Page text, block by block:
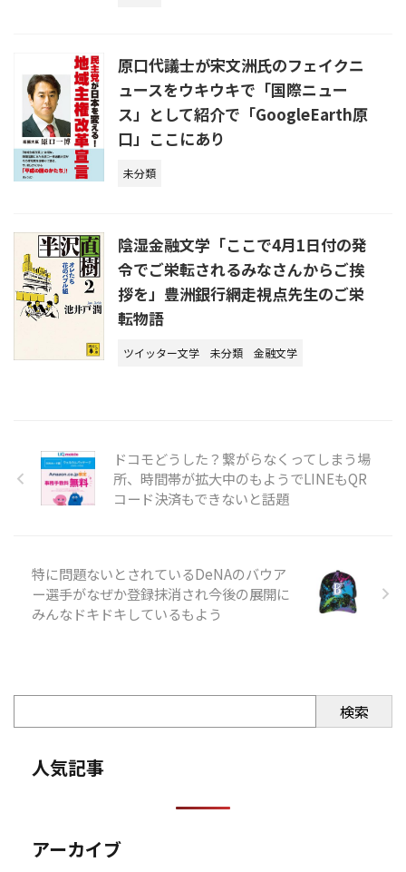
原口代議士が宋文洲氏のフェイクニ
ュースをウキウキで「国際ニュー
ス」として紹介で「GoogleEarth原
口」ここにあり
未分類
陰湿金融文学「ここで4月1日付の発
令でご栄転されるみなさんからご挨
拶を」豊洲銀行網走視点先生のご栄
転物語
ツイッター文学 未分類 金融文学
ドコモどうした？繋がらなくってしまう場
所、時間帯が拡大中のもようでLINEもQR
コード決済もできないと話題
特に問題ないとされているDeNAのバウア
ー選手がなぜか登録抹消され今後の展開に
みんなドキドキしているもよう
検索
人気記事
アーカイブ